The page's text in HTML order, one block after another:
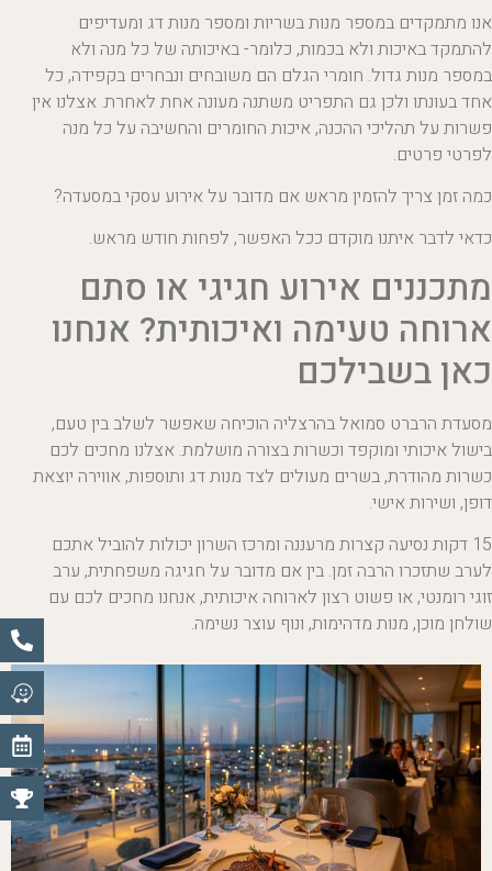
אנו מתמקדים במספר מנות בשריות ומספר מנות דג ומעדיפים
להתמקד באיכות ולא בכמות, כלומר- באיכותה של כל מנה ולא
במספר מנות גדול. חומרי הגלם הם משובחים ונבחרים בקפידה, כל
אחד בעונתו ולכן גם התפריט משתנה מעונה אחת לאחרת. אצלנו אין
פשרות על תהליכי ההכנה, איכות החומרים והחשיבה על כל מנה
לפרטי פרטים.
כמה זמן צריך להזמין מראש אם מדובר על אירוע עסקי במסעדה?
כדאי לדבר איתנו מוקדם ככל האפשר, לפחות חודש מראש.
מתכננים אירוע חגיגי או סתם
ארוחה טעימה ואיכותית? אנחנו
כאן בשבילכם
מסעדת הרברט סמואל בהרצליה הוכיחה שאפשר לשלב בין טעם,
בישול איכותי ומוקפד וכשרות בצורה מושלמת. אצלנו מחכים לכם
כשרות מהודרת, בשרים מעולים לצד מנות דג ותוספות, אווירה יוצאת
דופן, ושירות אישי.
15 דקות נסיעה קצרות מרעננה ומרכז השרון יכולות להוביל אתכם
לערב שתזכרו הרבה זמן. בין אם מדובר על חגיגה משפחתית, ערב
זוגי רומנטי, או פשוט רצון לארוחה איכותית, אנחנו מחכים לכם עם
שולחן מוכן, מנות מדהימות, ונוף עוצר נשימה.